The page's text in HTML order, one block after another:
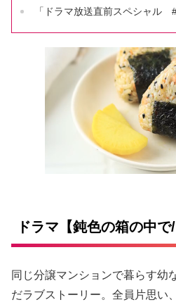
「ドラマ放送直前スペシャル #
ドラマ【鈍色の箱の中
同じ分譲マンションで暮らす幼
だラブストーリー。全員片思い